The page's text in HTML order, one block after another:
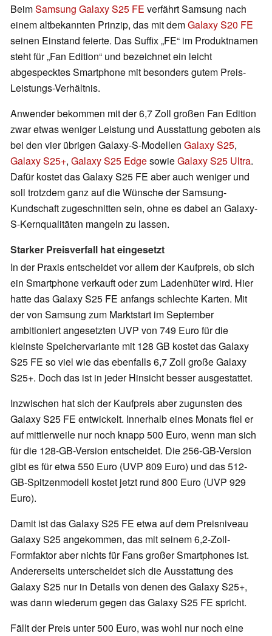
BeimSamsung Galaxy S25 FE verfährt Samsung nach
einem altbekannten Prinzip, das mit demGalaxy S20 FE
seinen Einstand feierte. Das Suffix „FE“ im Produktnamen
steht für „Fan Edition“ und bezeichnet ein leicht
abgespecktes Smartphone mit besonders gutem Preis-
Leistungs-Verhältnis.
Anwender bekommen mit der 6,7 Zoll großen Fan Edition
zwar etwas weniger Leistung und Ausstattung geboten als
bei den vier übrigen Galaxy-S-Modellen Galaxy S25,
Galaxy S25+, Galaxy S25 EdgesowieGalaxy S25 Ultra.
Dafür kostet das Galaxy S25 FE aber auch weniger und
soll trotzdem ganz auf die Wünsche der Samsung-
Kundschaft zugeschnitten sein, ohne es dabei an Galaxy-
S-Kernqualitäten mangeln zu lassen.
Starker Preisverfall hat eingesetzt
In der Praxis entscheidet vor allem der Kaufpreis, ob sich
ein Smartphone verkauft oder zum Ladenhüter wird. Hier
hatte das Galaxy S25 FE anfangs schlechte Karten. Mit
der von Samsung zum Marktstart im September
ambitioniert angesetzten UVP von 749 Euro für die
kleinste Speichervariante mit 128 GB kostet das Galaxy
S25 FE so viel wie das ebenfalls 6,7 Zoll große Galaxy
S25+. Doch das ist in jeder Hinsicht besser ausgestattet.
Inzwischen hat sich der Kaufpreis aber zugunsten des
Galaxy S25 FE entwickelt. Innerhalb eines Monats fiel er
auf mittlerweile nur noch knapp 500 Euro, wenn man sich
für die 128-GB-Version entscheidet. Die 256-GB-Version
gibt es für etwa 550 Euro (UVP 809 Euro) und das 512-
GB-Spitzenmodell kostet jetzt rund 800 Euro (UVP 929
Euro).
Damit ist das Galaxy S25 FE etwa auf dem Preisniveau
Galaxy S25 angekommen, das mit seinem 6,2-Zoll-
Formfaktor aber nichts für Fans großer Smartphones ist.
Andererseits unterscheidet sich die Ausstattung des
Galaxy S25 nur in Details von denen des Galaxy S25+,
was dann wiederum gegen das Galaxy S25 FE spricht.
Fällt der Preis unter 500 Euro, was wohl nur noch eine